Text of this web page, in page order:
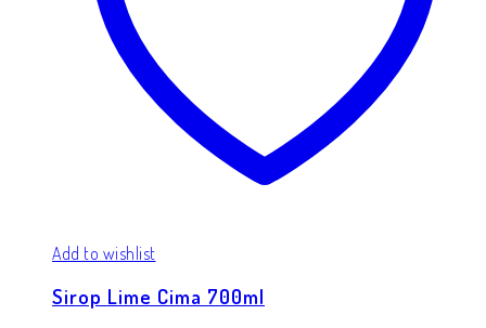
Add to wishlist
Sirop Lime Cima 700ml